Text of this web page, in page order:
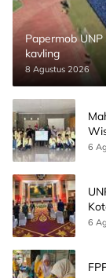
Papermob
kavling
8 Agustus 2026
6
6